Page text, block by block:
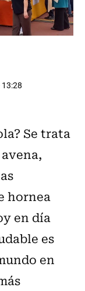
Se trata
hornea
en día
es
en